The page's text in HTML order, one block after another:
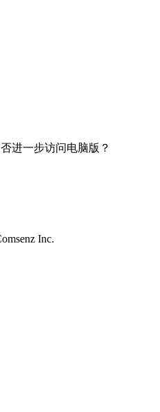
进一步访问电脑版？
Inc.